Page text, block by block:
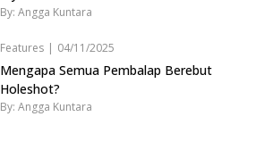
By: Angga Kuntara
Features | 04/11/2025
Mengapa Semua Pembalap Berebut
Holeshot?
By: Angga Kuntara